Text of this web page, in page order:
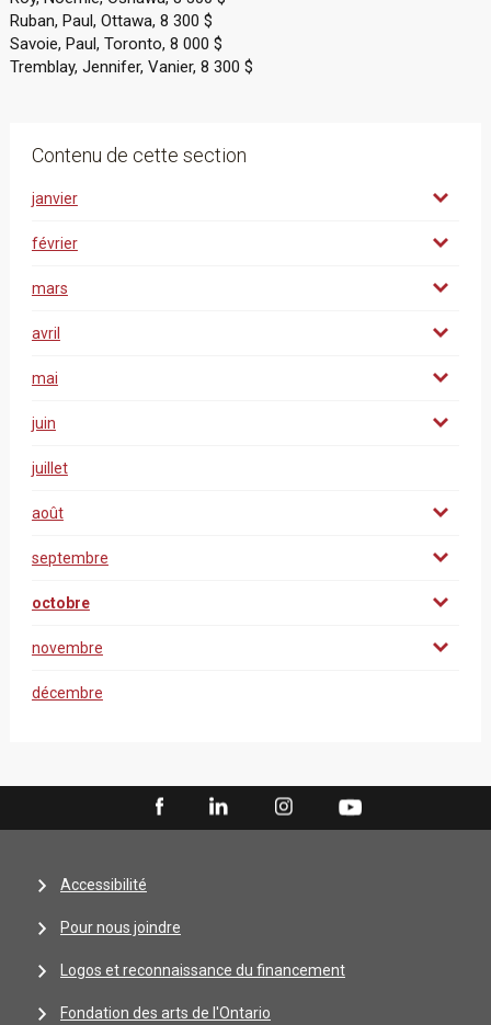
Ruban, Paul, Ottawa, 8 300 $
Savoie, Paul, Toronto, 8 000 $
Tremblay, Jennifer, Vanier, 8 300 $
Contenu de cette section
janvier
février
mars
avril
mai
juin
juillet
août
septembre
octobre
novembre
décembre
Accessibilité
Pour nous joindre
Logos et reconnaissance du financement
Fondation des arts de l'Ontario